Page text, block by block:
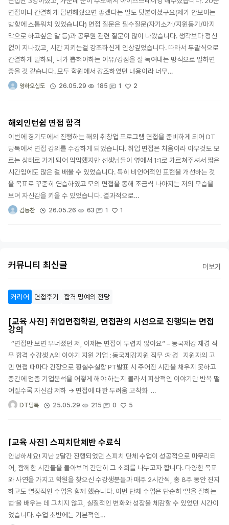
면접이니 간결하게 답변해줬으면 좋겠다는 말도 덧붙이셨구요(제가 안보이는
방향에 스톱워치 있었습니다) 면접 질문은 필수질문(자기소개/지원동기/마지
막으로 하고싶은 말 등)과 공무원 관련 질문이 많이 나왔습니다. 생각보다 정신
없이 지나갔고, 시간 지키는걸 강조하신게 인상깊었습니다. 따라서 두괄식으로
간결하게 말하되, 내가 뽑혀야하는 이유/강점을 잘 녹여내는 방식으로 말하면
좋을 것 같습니다. 모두 학원에서 강조하였던 내용이라 너무…
영하오십도 26.05.29 185 1 2
해외인턴쉽 면접 합격
이번에 경기도에서 진행하는 해외 취창업 프로그램 면접을 준비하게 되어 DT
당톡에서 면접 강의를 수강하게 되었습니다. 취업 면접은 처음이라 아무것도 모
르는 상태로 가게 되어 막막했지만 선생님들이 옆에서 1:1로 가르쳐주셔서 짧은
시간임에도 많은 걸 배울 수 있었습니다. 특히 비언어적인 표현을 개선하는 것
을 목표로 꾸준히 연습하였고 모의 면접을 통해 조금씩 나아지는 저의 모습을
보며 자신감을 키울 수 있었습니다. 결과적으로…
김동찬 26.05.26 63 1 1
커뮤니티 최신글 더보기
커리어 면접후기 합격 명예의 전당
[교육 사진] 취업면접학원, 면접관의 시선으로 진행되는 면접
강의
“면접만 보면 무너졌던 저, 이제는 면접이 두렵지 않아요” – 동국제강 재경 직
무 합격 수강생 A의 이야기 지원 기업 : 동국제강지원 직무 :재경 지원자의 고
민 면접 때마다 긴장으로 횡설수설함 PT발표 시 주어진 시간을 채우지 못하고
중간에 멈춤 기업분석을 어떻게 해야 하는지 몰라서 피상적인 이야기만 반복 떨
어질수록 자신감 저하 → 면접에 대한 두려움 고착화 …
DT당톡 25.05.29 215 0 5
[교육 사진] 스피치단체반 수료식
안녕하세요! 지난 2달간 진행되었던 스피치 단체 수업이 성공적으로 마무리되
어, 함께한 시간들을 돌아보며 간단히 그 소회를 나누고자 합니다. 다양한 목표
와 사연을 가지고 학원을 찾으신 수강생분들과 매주 2시간씩, 총 8주 동안 진지
하고도 열정적인 수업을 함께 했습니다. 이번 단체 수업은 단순히 ‘말을 잘하는
법’을 배우는 데 그치지 않고, 실질적인 변화와 성장을 체감할 수 있었던 시간이
었습니다. 수업 초반에는 기본적인…